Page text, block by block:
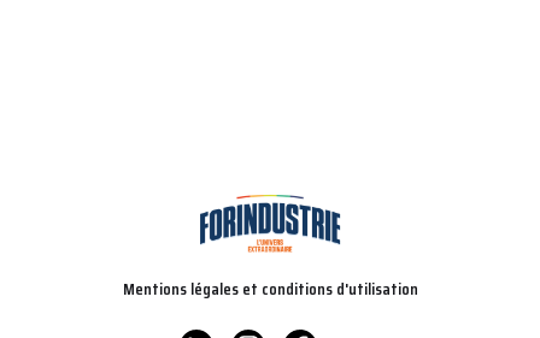
Mentions légales et conditions d'utilisation